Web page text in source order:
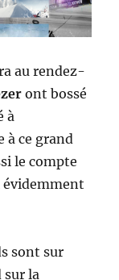
au rendez-
ont bossé
à
à ce grand
le compte
évidemment
sont sur
sur la